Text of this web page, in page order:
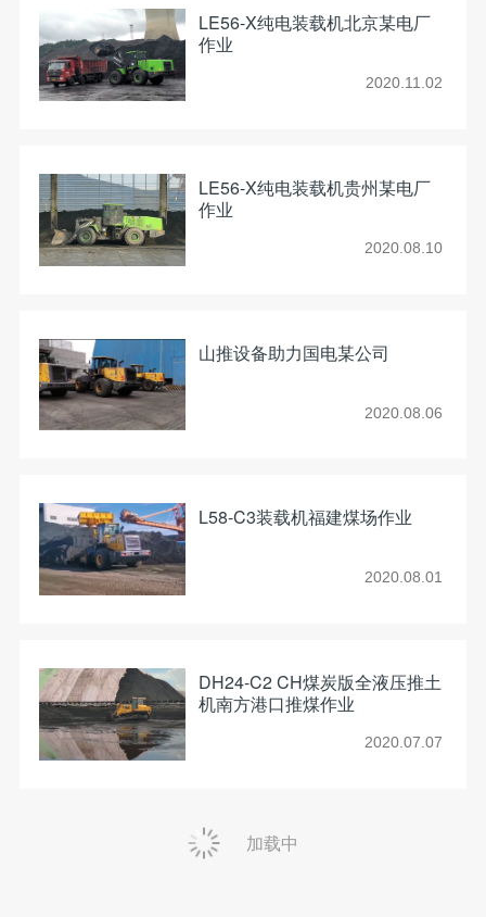
LE56-X纯电装载机北京某电厂
作业
2020.11.02
LE56-X纯电装载机贵州某电厂
作业
2020.08.10
山推设备助力国电某公司
2020.08.06
L58-C3装载机福建煤场作业
2020.08.01
DH24-C2 CH煤炭版全液压推土
机南方港口推煤作业
2020.07.07
加载中